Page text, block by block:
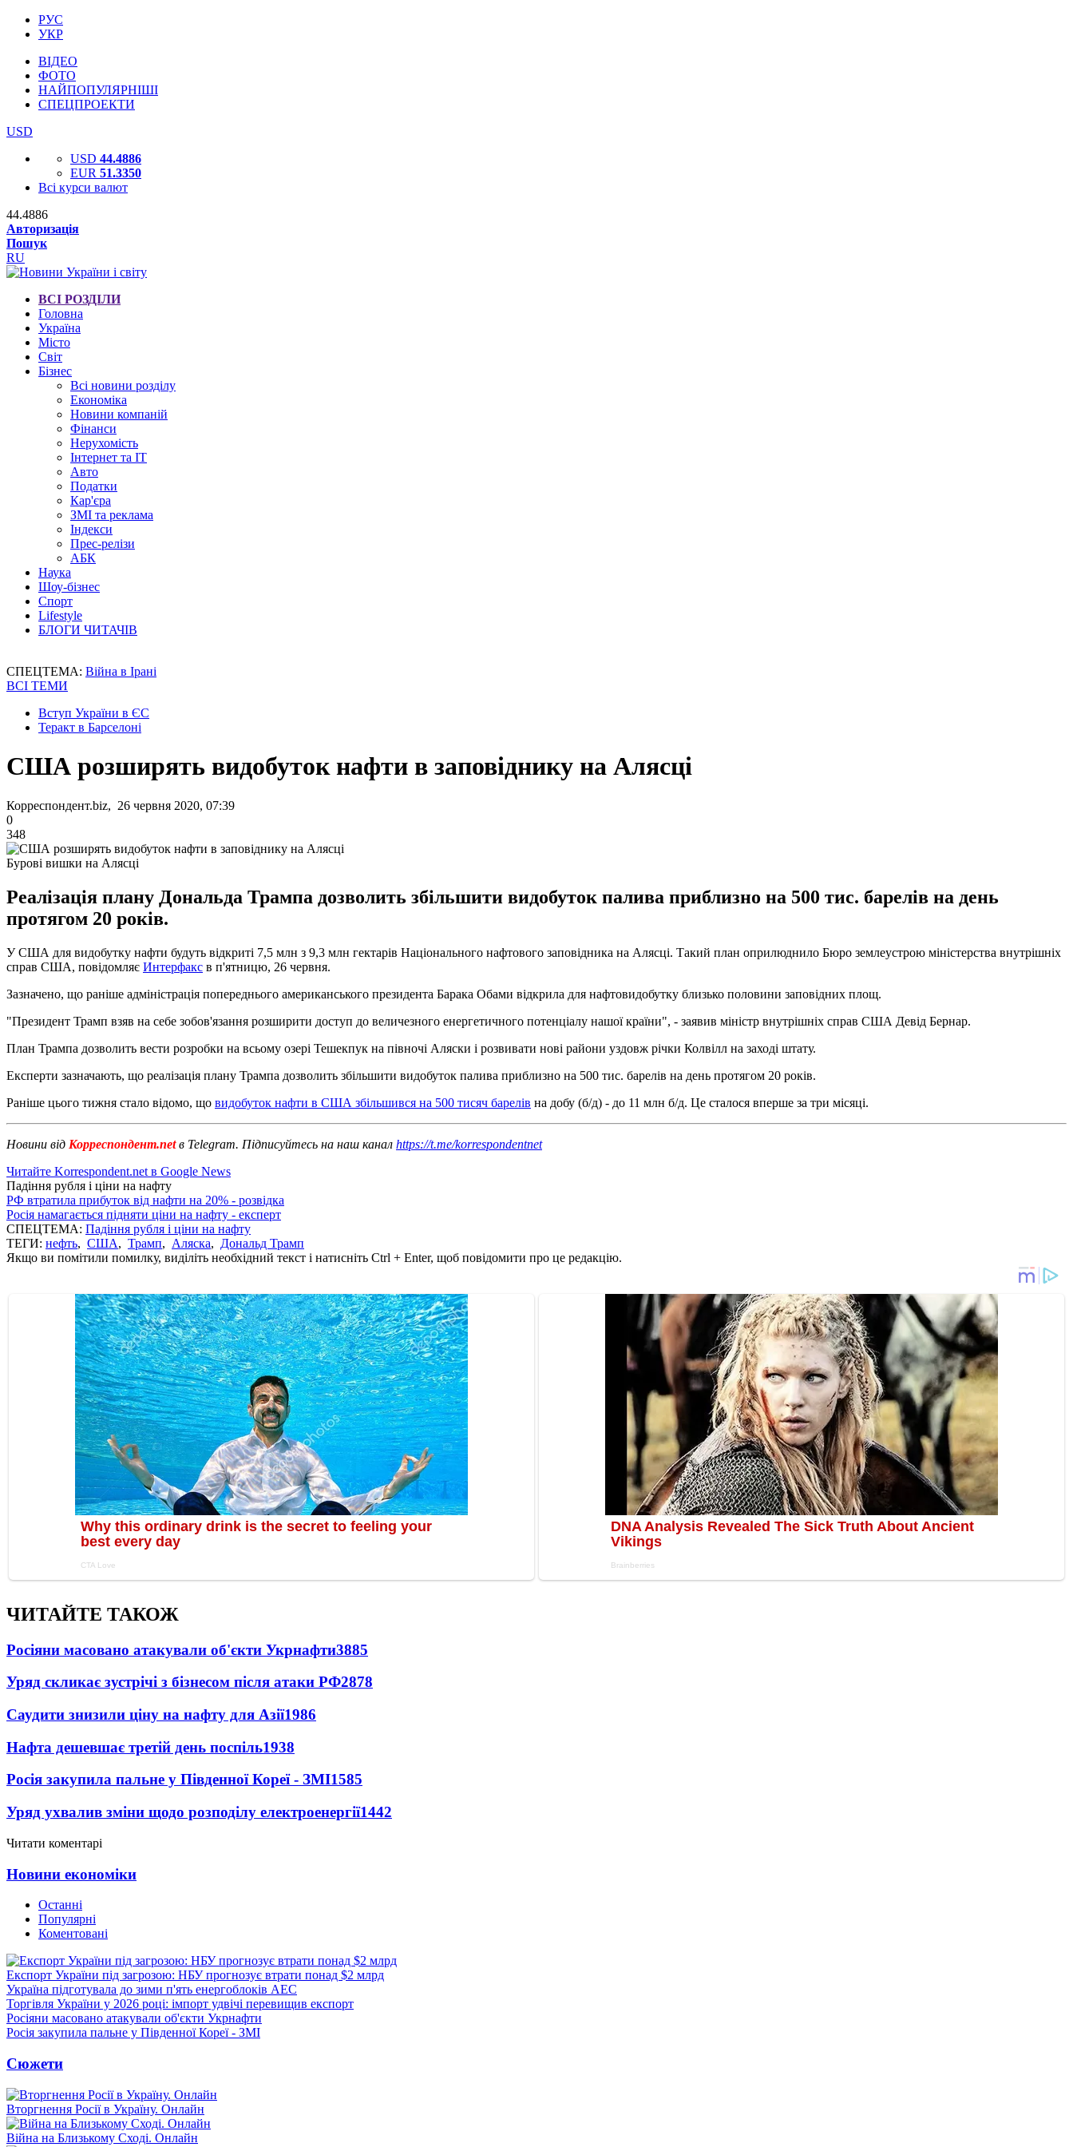
РУС
УКР
ВІДЕО
ФОТО
НАЙПОПУЛЯРНІШІ
СПЕЦПРОЕКТИ
USD
USD 44.4886
EUR 51.3350
Всі курси валют
44.4886
Авторизація
Пошук
RU
ВСІ РОЗДІЛИ
Головна
Україна
Місто
Світ
Бізнес
Всі новини розділу
Економіка
Новини компаній
Фінанси
Нерухомість
Інтернет та IT
Авто
Податки
Кар'єра
ЗМІ та реклама
Індекси
Прес-релізи
АБК
Наука
Шоу-бізнес
Спорт
Lifestyle
БЛОГИ ЧИТАЧІВ
СПЕЦТЕМА: Війна в Ірані
ВСІ ТЕМИ
Вступ України в ЄС
Теракт в Барселоні
США розширять видобуток нафти в заповіднику на Алясці
Корреспондент.biz, 26 червня 2020, 07:39
0
348
Бурові вишки на Алясці
Реалізація плану Дональда Трампа дозволить збільшити видобуток палива приблизно на 500 тис. барелів на день
протягом 20 років.
У США для видобутку нафти будуть відкриті 7,5 млн з 9,3 млн гектарів Національного нафтового заповідника на Алясці. Такий план оприлюднило Бюро землеустрою міністерства внутрішніх
справ США, повідомляє Интерфакс в п'ятницю, 26 червня.
Зазначено, що раніше адміністрація попереднього американського президента Барака Обами відкрила для нафтовидобутку близько половини заповідних площ.
"Президент Трамп взяв на себе зобов'язання розширити доступ до величезного енергетичного потенціалу нашої країни", - заявив міністр внутрішніх справ США Девід Бернар.
План Трампа дозволить вести розробки на всьому озері Тешекпук на півночі Аляски і розвивати нові райони уздовж річки Колвілл на заході штату.
Експерти зазначають, що реалізація плану Трампа дозволить збільшити видобуток палива приблизно на 500 тис. барелів на день протягом 20 років.
Раніше цього тижня стало відомо, що видобуток нафти в США збільшився на 500 тисяч барелів на добу (б/д) - до 11 млн б/д. Це сталося вперше за три місяці.
Новини від Корреспондент.netв Telegram. Підписуйтесь на наш канал https://t.me/korrespondentnet
Читайте Korrespondent.net в Google News
Падіння рубля і ціни на нафту
РФ втратила прибуток від нафти на 20% - розвідка
Росія намагається підняти ціни на нафту - експерт
СПЕЦТЕМА: Падіння рубля і ціни на нафту
ТЕГИ: нефть, США, Трамп, Аляска, Дональд Трамп
Якщо ви помітили помилку, виділіть необхідний текст і натисніть Ctrl + Enter, щоб повідомити про це редакцію.
ЧИТАЙТЕ ТАКОЖ
Росіяни масовано атакували об'єкти Укрнафти3885
Уряд скликає зустрічі з бізнесом після атаки РФ2878
Саудити знизили ціну на нафту для Азії1986
Нафта дешевшає третій день поспіль1938
Росія закупила пальне у Південної Кореї - ЗМІ1585
Уряд ухвалив зміни щодо розподілу електроенергії1442
Читати коментарі
Новини економіки
Останні
Популярні
Коментовані
Експорт України під загрозою: НБУ прогнозує втрати понад $2 млрд
Україна підготувала до зими п'ять енергоблоків АЕС
Торгівля України у 2026 році: імпорт удвічі перевищив експорт
Росіяни масовано атакували об'єкти Укрнафти
Росія закупила пальне у Південної Кореї - ЗМІ
Сюжети
Вторгнення Росії в Україну. Онлайн
Війна на Близькому Сході. Онлайн